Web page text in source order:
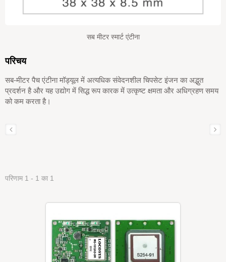
सब मीटर स्मार्ट एंटीना
परिचय
सब-मीटर पैच एंटीना मॉड्यूल में अत्यधिक संवेदनशील चिपसेट इंजन का अद्भुत
प्रदर्शन है और यह उद्योग में सिद्ध रूप कारक में उत्कृष्ट क्षमता और अधिग्रहण समय
को कम करता है।
परिणाम 1 - 1 का 1